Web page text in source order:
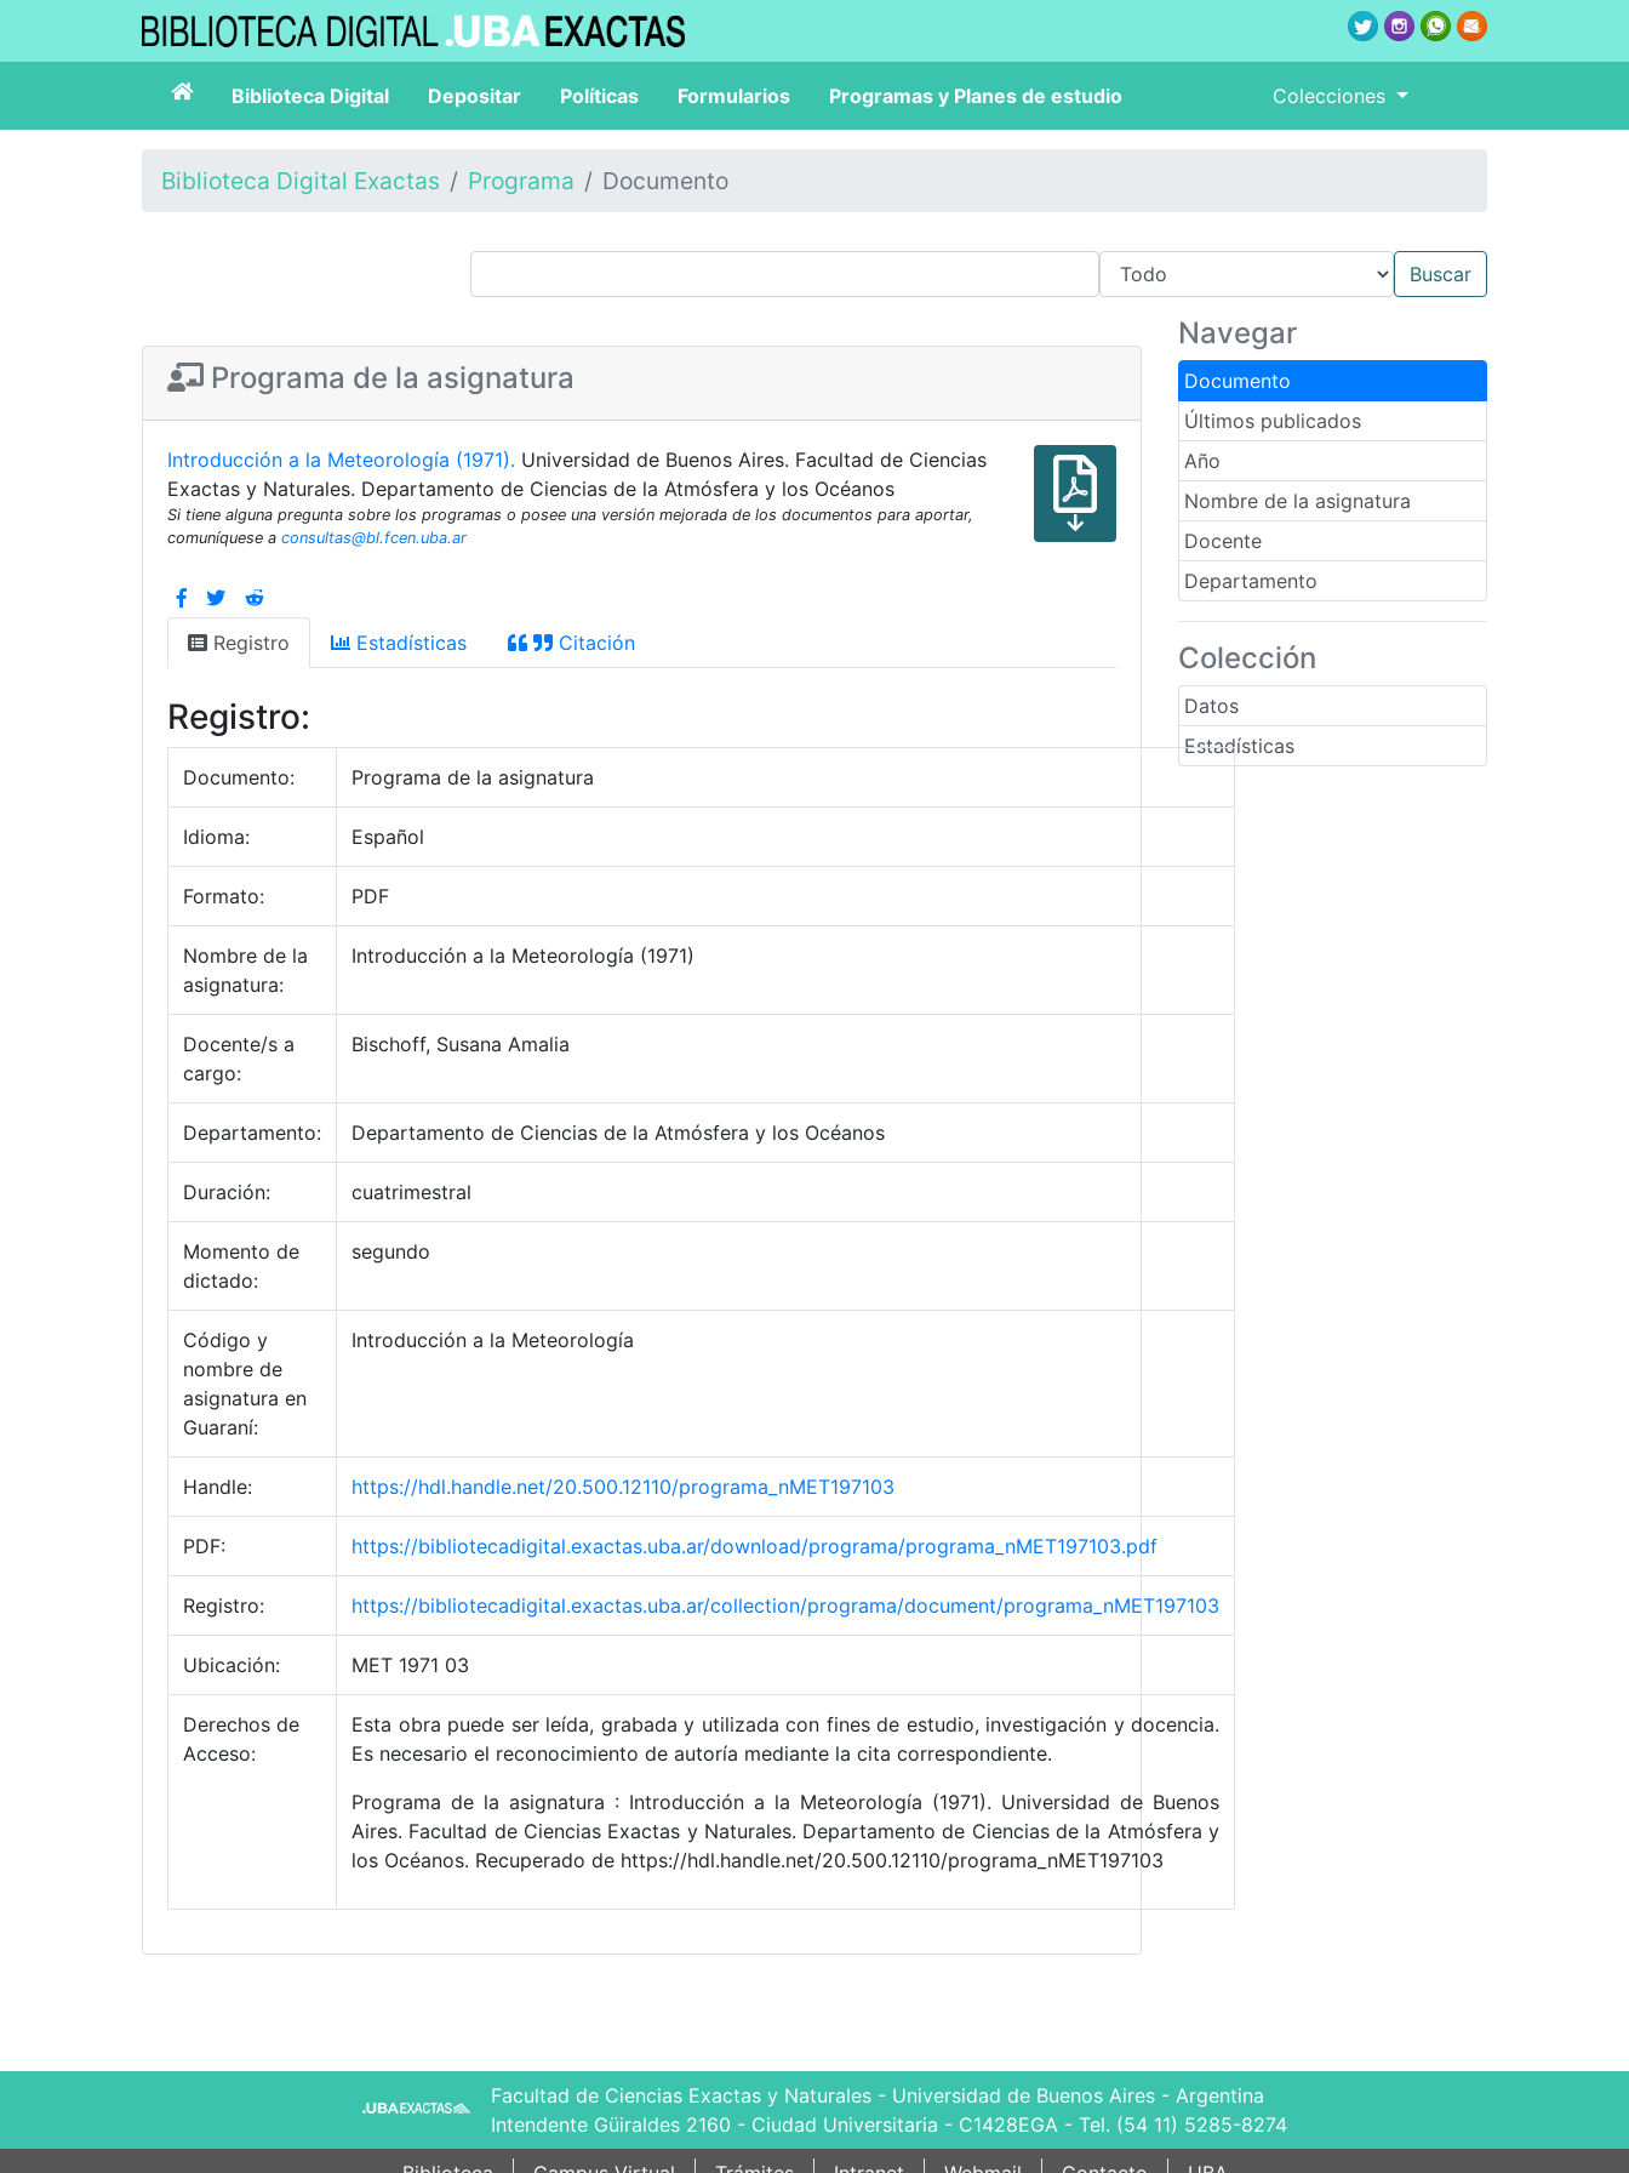
Biblioteca Digital Depositar Políticas Formularios Programas y Planes de estudio Colecciones
Biblioteca Digital Exactas Programa Documento
Navegar
Documento
Últimos publicados
Año
Nombre de la asignatura
Docente
Departamento
Colección
Datos
Estadísticas
Programa de la asignatura
Introducción a la Meteorología (1971). Universidad de Buenos Aires. Facultad de Ciencias
Exactas y Naturales. Departamento de Ciencias de la Atmósfera y los Océanos
Si tiene alguna pregunta sobre los programas o posee una versión mejorada de los documentos para aportar,
comuníquese a consultas@bl.fcen.uba.ar
Registro Estadísticas Citación
Registro:
Documento: Programa de la asignatura
Idioma: Español
Formato: PDF
Nombre de la
asignatura:
Introducción a la Meteorología (1971)
Docente/s a
cargo:
Bischoff, Susana Amalia
Departamento: Departamento de Ciencias de la Atmósfera y los Océanos
Duración: cuatrimestral
Momento de
dictado:
segundo
Código y
nombre de
asignatura en
Guaraní:
Introducción a la Meteorología
Handle: https://hdl.handle.net/20.500.12110/programa_nMET197103
PDF: https://bibliotecadigital.exactas.uba.ar/download/programa/programa_nMET197103.pdf
Registro: https://bibliotecadigital.exactas.uba.ar/collection/programa/document/programa_nMET197103
Ubicación: MET 1971 03
Derechos de
Acceso:
Esta obra puede ser leída, grabada y utilizada con fines de estudio, investigación y docencia.
Es necesario el reconocimiento de autoría mediante la cita correspondiente.
Programa de la asignatura : Introducción a la Meteorología (1971). Universidad de Buenos
Aires. Facultad de Ciencias Exactas y Naturales. Departamento de Ciencias de la Atmósfera y
los Océanos. Recuperado de https://hdl.handle.net/20.500.12110/programa_nMET197103
Facultad de Ciencias Exactas y Naturales - Universidad de Buenos Aires - Argentina
Intendente Güiraldes 2160 - Ciudad Universitaria - C1428EGA - Tel. (54 11) 5285-8274